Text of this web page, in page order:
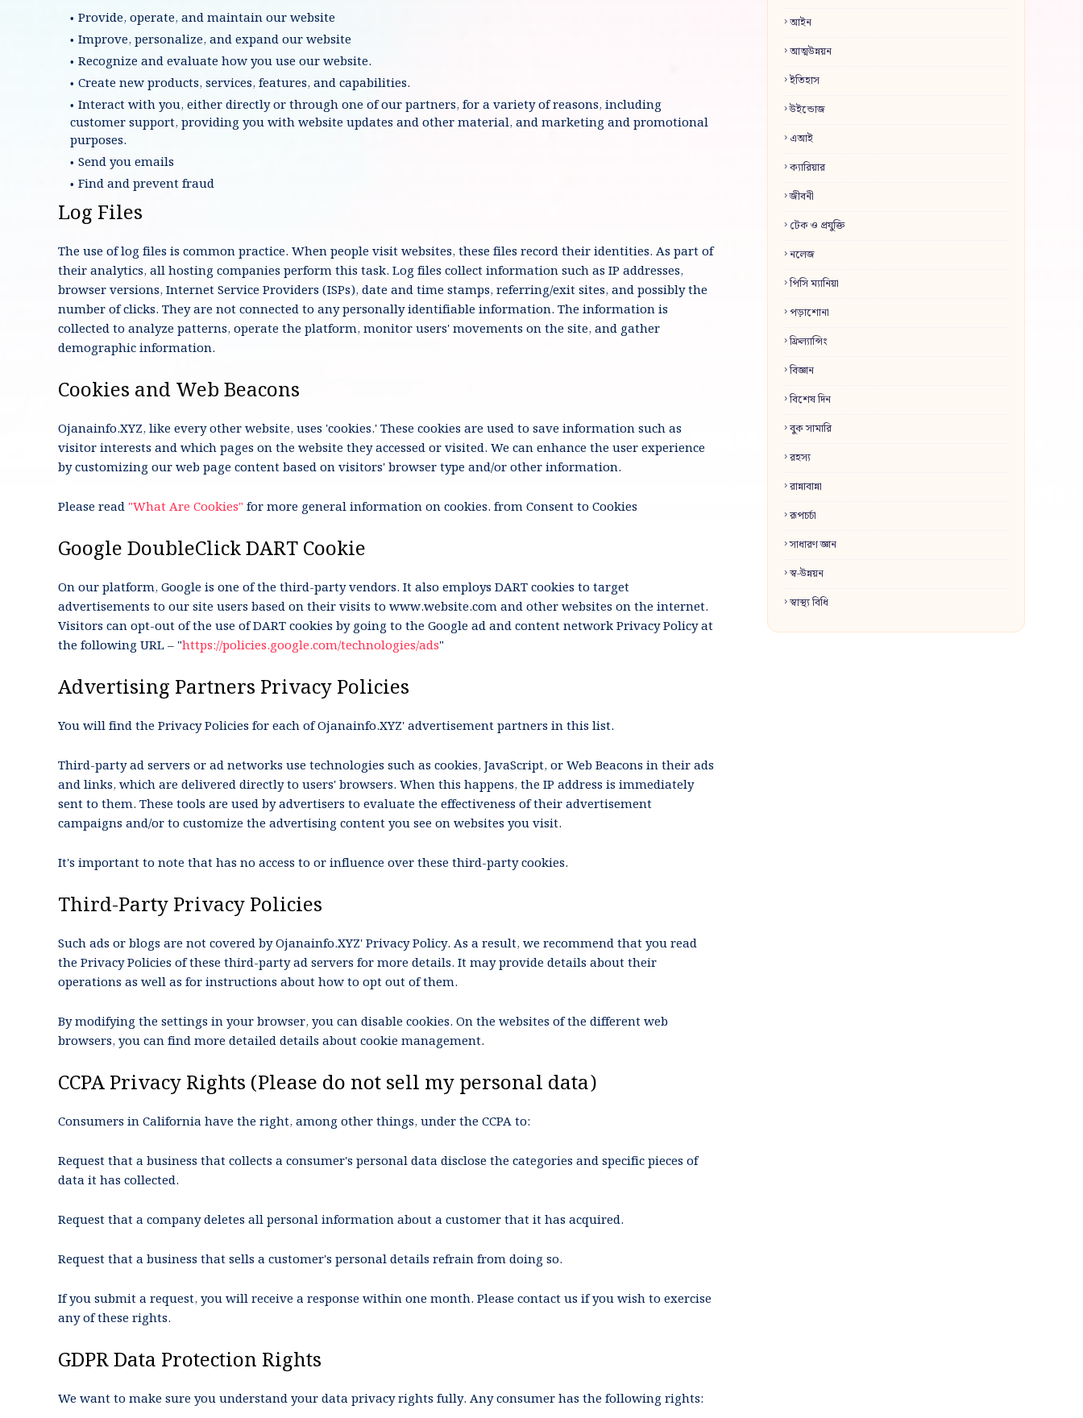
Provide, operate, and maintain our website
Improve, personalize, and expand our website
Recognize and evaluate how you use our website.
Create new products, services, features, and capabilities.
Interact with you, either directly or through one of our partners, for a variety of reasons, including
customer support, providing you with website updates and other material, and marketing and promotional
purposes.
Send you emails
Find and prevent fraud
Log Files
The use of log files is common practice. When people visit websites, these files record their identities. As part of
their analytics, all hosting companies perform this task. Log files collect information such as IP addresses,
browser versions, Internet Service Providers (ISPs), date and time stamps, referring/exit sites, and possibly the
number of clicks. They are not connected to any personally identifiable information. The information is
collected to analyze patterns, operate the platform, monitor users' movements on the site, and gather
demographic information.
Cookies and Web Beacons
Ojanainfo.XYZ, like every other website, uses 'cookies.' These cookies are used to save information such as
visitor interests and which pages on the website they accessed or visited. We can enhance the user experience
by customizing our web page content based on visitors' browser type and/or other information.
Please read "What Are Cookies" for more general information on cookies. from Consent to Cookies
Google DoubleClick DART Cookie
On our platform, Google is one of the third-party vendors. It also employs DART cookies to target
advertisements to our site users based on their visits to www.website.com and other websites on the internet.
Visitors can opt-out of the use of DART cookies by going to the Google ad and content network Privacy Policy at
the following URL – "https://policies.google.com/technologies/ads"
Advertising Partners Privacy Policies
You will find the Privacy Policies for each ofOjanainfo.XYZ' advertisement partners in this list.
Third-party ad servers or ad networks use technologies such as cookies, JavaScript, or Web Beacons in their ads
and links, which are delivered directly to users' browsers. When this happens, the IP address is immediately
sent to them. These tools are used by advertisers to evaluate the effectiveness of their advertisement
campaigns and/or to customize the advertising content you see on websites you visit.
It's important to note that has no access to or influence over these third-party cookies.
Third-Party Privacy Policies
Such ads or blogs are not covered byOjanainfo.XYZ' Privacy Policy. As a result, we recommend that you read
the Privacy Policies of these third-party ad servers for more details. It may provide details about their
operations as well as for instructions about how to opt out of them.
By modifying the settings in your browser, you can disable cookies. On the websites of the different web
browsers, you can find more detailed details about cookie management.
CCPA Privacy Rights (Please do not sell my personal data)
Consumers in California have the right, among other things, under the CCPA to:
Request that a business that collects a consumer's personal data disclose the categories and specific pieces of
data it has collected.
Request that a company deletes all personal information about a customer that it has acquired.
Request that a business that sells a customer's personal details refrain from doing so.
If you submit a request, you will receive a response within one month. Please contact us if you wish to exercise
any of these rights.
GDPR Data Protection Rights
We want to make sure you understand your data privacy rights fully. Any consumer has the following rights:
আইন
আত্মউন্নয়ন
ইতিহাস
উইন্ডোজ
এআই
ক্যারিয়ার
জীবনী
টেক ও প্রযুক্তি
নলেজ
পিসি ম্যানিয়া
পড়াশোনা
ফ্রিল্যান্সিং
বিজ্ঞান
বিশেষ দিন
বুক সামারি
রহস্য
রান্নাবান্না
রূপচর্চা
সাধারণ জ্ঞান
স্ব-উন্নয়ন
স্বাস্থ্য বিধি